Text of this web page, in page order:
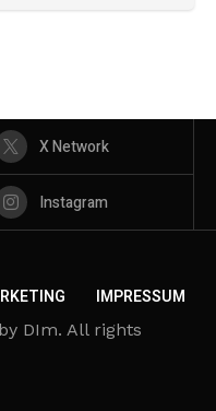
X Network
Instagram
IMPRESSUM
DIm. All rights